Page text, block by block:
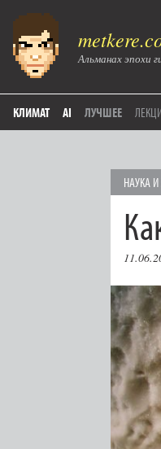
Альманах эпохи
КЛИМАТ AI ЛУЧШЕЕ
НАУКА